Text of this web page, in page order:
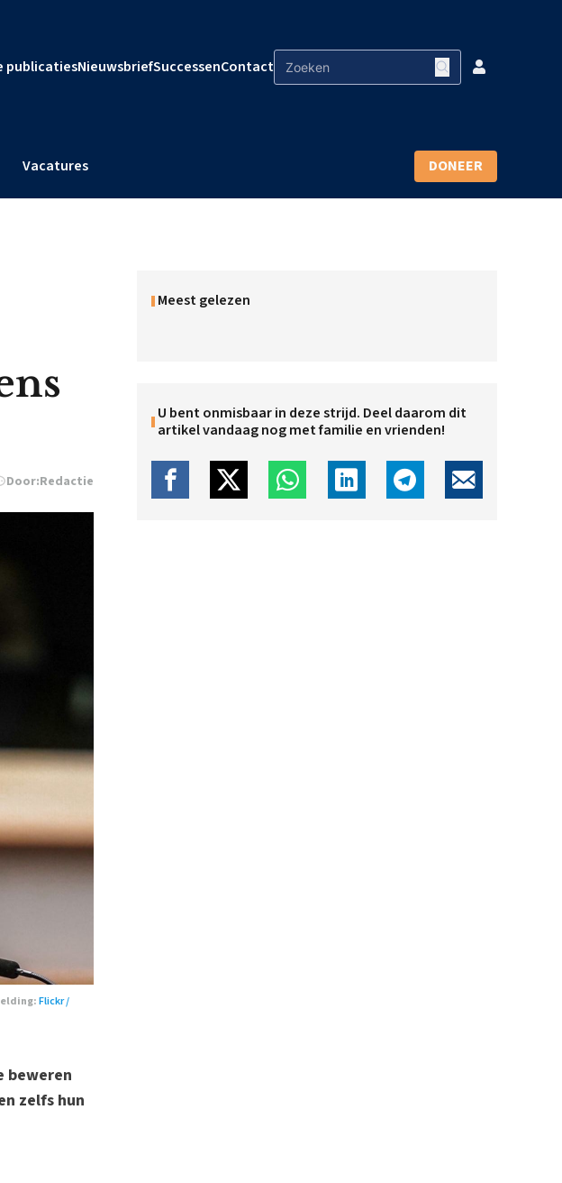
publicatiesNieuwsbriefSuccessenContact
Vacatures DONEER
Door:Redactie
Flickr /
beweren
zelfs hun
Meest gelezen
U bent onmisbaar in deze strijd. Deel daarom dit
artikel vandaag nog met familie en vrienden!